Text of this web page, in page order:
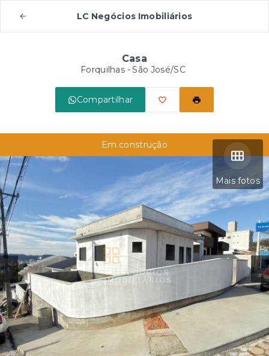
LC Negócios Imobiliários
Casa
Forquilhas - São José/SC
Compartilhar
Mais fotos
Em construção